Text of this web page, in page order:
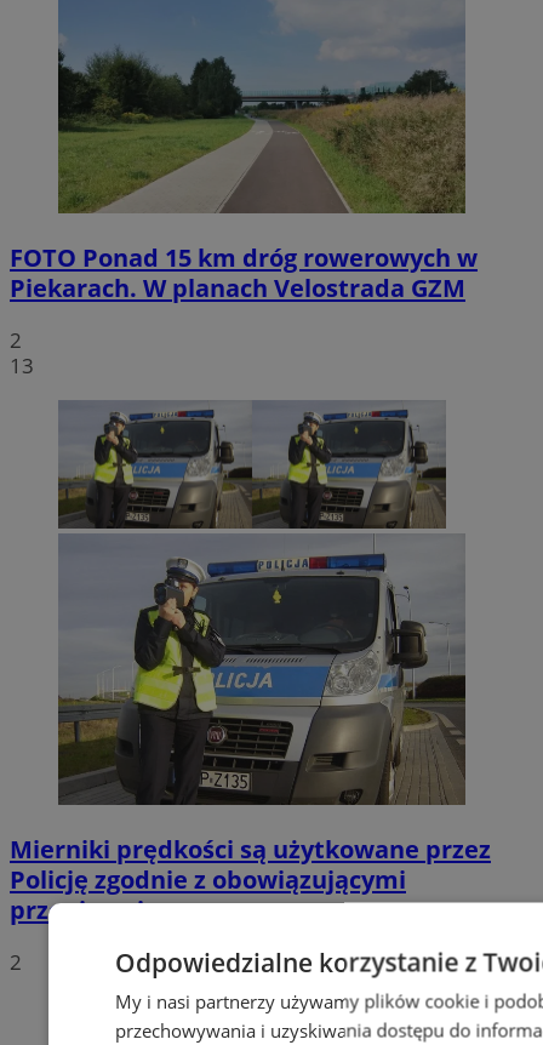
FOTO Ponad 15 km dróg rowerowych w
Piekarach. W planach Velostrada GZM
2
13
Mierniki prędkości są użytkowane przez
Policję zgodnie z obowiązującymi
przepisami
2 Odpowiedzialne korzystanie z
My i nasi partnerzy używamy plików cookie i
przechowywania i uzyskiwania dostępu do